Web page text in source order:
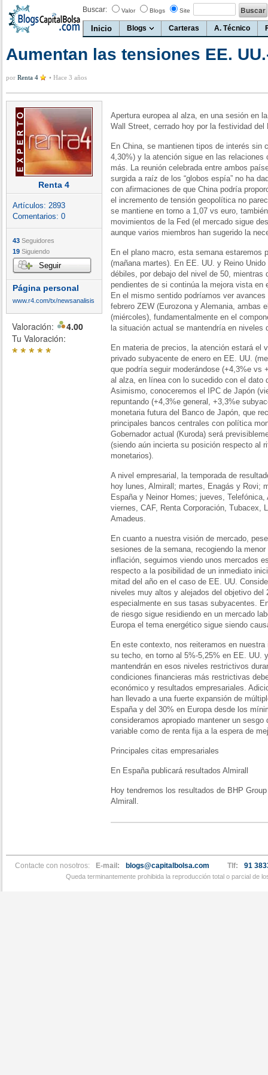
Buscar: Valor Blogs Site
Inicio Blogs Carteras A. Técnico
Aumentan las tensiones EE.
por Renta 4 • Hace 3 años
Renta 4
Artículos: 2893
Comentarios: 0
43 Seguidores
19 Siguiendo
Seguir
Página personal
www.r4.com/tx/newsanalisis
Valoración:
4.00
Tu Valoración:
*****
Apertura europea al alza, en una sesión en
Wall Street, cerrado hoy por la festividad del
En China, se mantienen tipos de interés sin
4,30%) y la atención sigue en las
más. La reunión celebrada entre ambos
surgida a raíz de los “globos espía” no ha
con afirmaciones de que China podría
el incremento de tensión geopolítica no
se mantiene en torno a 1,07 vs euro,
movimientos de la Fed (el mercado sigue
aunque varios miembros han sugerido la
En el plano macro, esta semana estaremos
(mañana martes). En EE. UU. y Reino
débiles, por debajo del nivel de 50, mientras
pendientes de si continúa la mejora vista en
En el mismo sentido podríamos ver
febrero ZEW (Eurozona y Alemania, ambas
(miércoles), fundamentalmente en el
la situación actual se mantendría en niveles
En materia de precios, la atención estará el
privado subyacente de enero en EE. UU.
que podría seguir moderándose (+4,3%e vs
al alza, en línea con lo sucedido con el dato
Asimismo, conoceremos el IPC de Japón
repuntando (+4,3%e general, +3,3%e
monetaria futura del Banco de Japón, que
principales bancos centrales con política
Gobernador actual (Kuroda) será
(siendo aún incierta su posición respecto al
monetarios).
A nivel empresarial, la temporada de
hoy lunes, Almirall; martes, Enagás y Rovi;
España y Neinor Homes; jueves,
viernes, CAF, Renta Corporación, Tubacex,
Amadeus.
En cuanto a nuestra visión de mercado,
sesiones de la semana, recogiendo la
inflación, seguimos viendo unos mercados
respecto a la posibilidad de un inmediato
mitad del año en el caso de EE. UU.
niveles muy altos y alejados del objetivo del
especialmente en sus tasas subyacentes.
de riesgo sigue residiendo en un mercado
Europa el tema energético sigue siendo
En este contexto, nos reiteramos en
su techo, en torno al 5%-5,25% en EE. UU.
mantendrán en esos niveles restrictivos
condiciones financieras más restrictivas
económico y resultados empresariales.
han llevado a una fuerte expansión de
España y del 30% en Europa desde los
consideramos apropiado mantener un
variable como de renta fija a la espera de
Principales citas empresariales
En España publicará resultados Almirall
Hoy tendremos los resultados de BHP
Almirall.
Contacte con nosotros: E-mail: blogs@capitalbolsa.com Tlf: 91
Queda terminantemente prohibida la reproducción total o parcial de